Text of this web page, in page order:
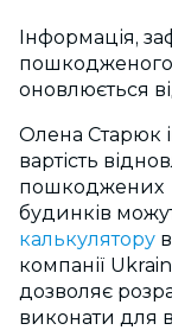
Інформація,
оновлюється
Олена Старюк
вартість
пошкоджених
будинків
калькулятору
компанії
дозволяє
виконати для